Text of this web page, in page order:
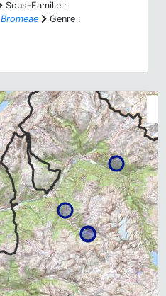
Sous-Famille :
Bromeae
Genre :